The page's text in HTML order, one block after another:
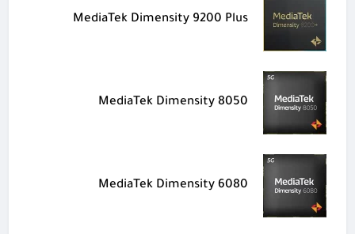
MediaTek Dimensity 9200 Plus
MediaTek Dimensity 8050
MediaTek Dimensity 6080